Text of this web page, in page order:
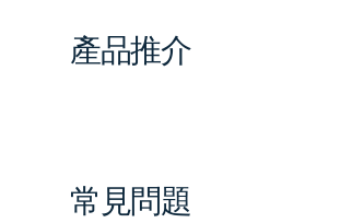
產品推介
常見問題